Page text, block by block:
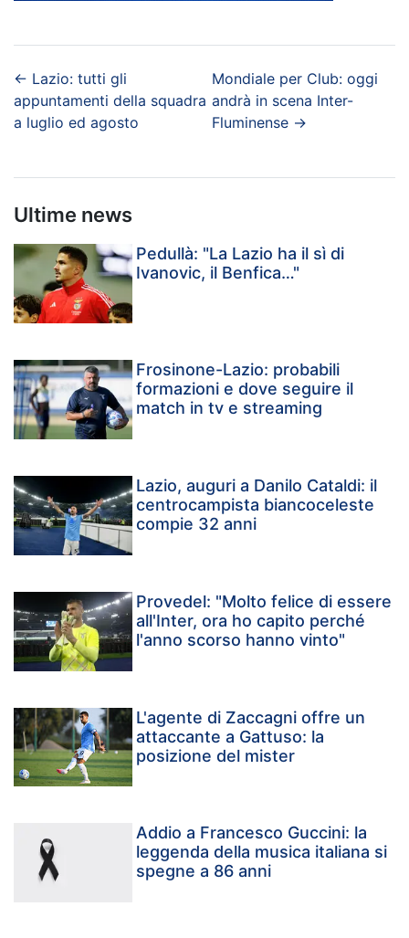
← Lazio: tutti gli
appuntamenti della squadra
a luglio ed agosto
Mondiale per Club: oggi
andrà in scena Inter-
Fluminense →
Ultime news
Pedullà: "La Lazio ha il sì di
Ivanovic, il Benfica…"
Frosinone-Lazio: probabili
formazioni e dove seguire il
match in tv e streaming
Lazio, auguri a Danilo Cataldi: il
centrocampista biancoceleste
compie 32 anni
Provedel: "Molto felice di essere
all'Inter, ora ho capito perché
l'anno scorso hanno vinto"
L'agente di Zaccagni offre un
attaccante a Gattuso: la
posizione del mister
Addio a Francesco Guccini: la
leggenda della musica italiana si
spegne a 86 anni